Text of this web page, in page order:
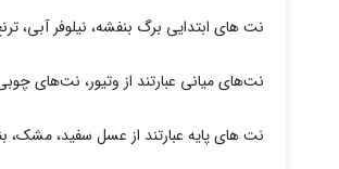
نت های ابتدایی برگ بنفشه، نیلوفر آبی،
نت‌های میانی عبارتند از وتیور، نت‌های
نت های پایه عبارتند از عسل سفید، مشک،